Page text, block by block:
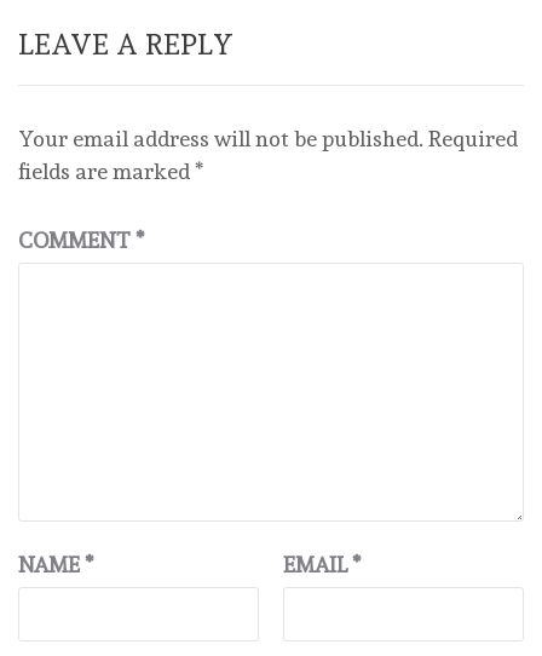
LEAVE A REPLY
Your email address will not be published. Required
fields are marked*
COMMENT*
NAME* EMAIL*